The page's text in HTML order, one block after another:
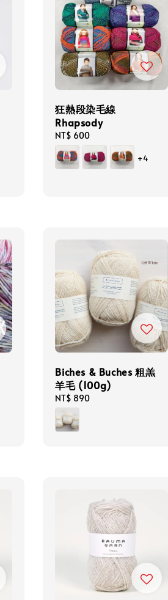
狂熱段染毛線
Rhapsody
Regular
price
NT$ 600
+4
Biches & Buches 粗羔
羊毛 (100g)
Regular
price
NT$ 890